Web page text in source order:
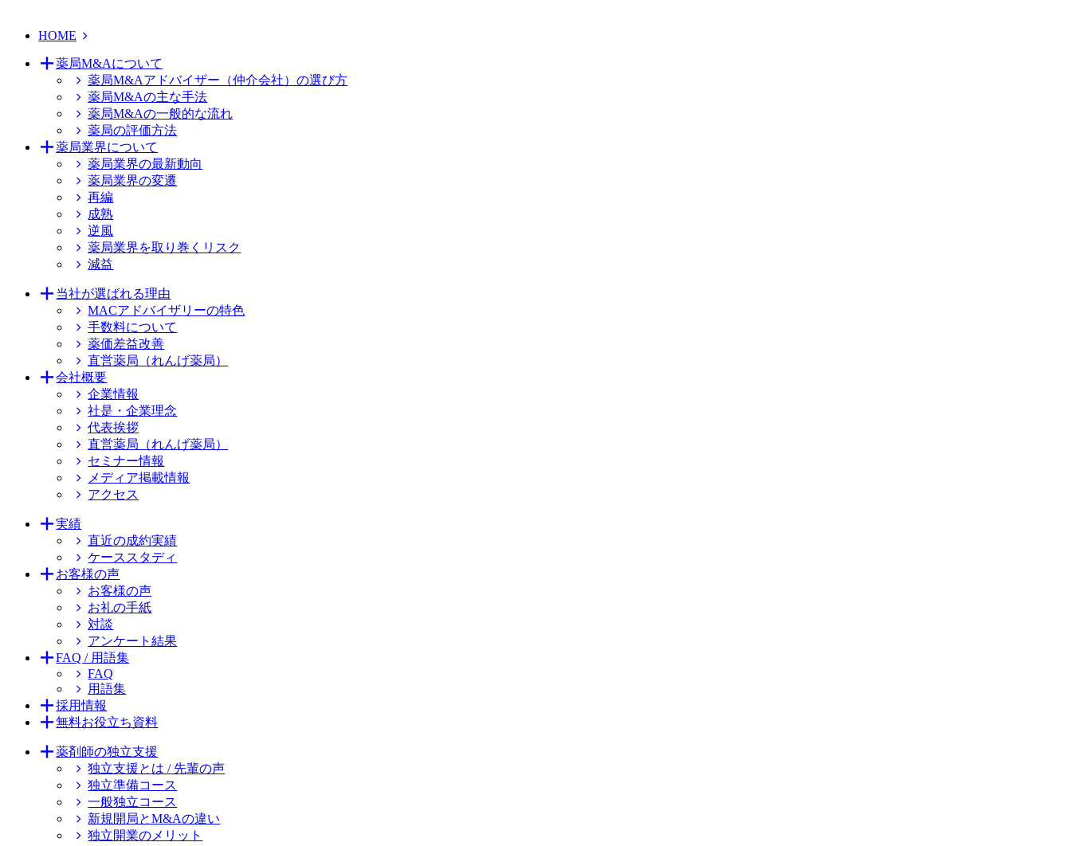
HOME
薬局M&Aについて
薬局M&Aアドバイザー（仲介会社）の選び方
薬局M&Aの主な手法
薬局M&Aの一般的な流れ
薬局の評価方法
薬局業界について
薬局業界の最新動向
薬局業界の変遷
再編
成熟
逆風
薬局業界を取り巻くリスク
減益
当社が選ばれる理由
MACアドバイザリーの特色
手数料について
薬価差益改善
直営薬局（れんげ薬局）
会社概要
企業情報
社是・企業理念
代表挨拶
直営薬局（れんげ薬局）
セミナー情報
メディア掲載情報
アクセス
実績
直近の成約実績
ケーススタディ
お客様の声
お客様の声
お礼の手紙
対談
アンケート結果
FAQ / 用語集
FAQ
用語集
採用情報
無料お役立ち資料
薬剤師の独立支援
独立支援とは / 先輩の声
独立準備コース
一般独立コース
新規開局とM&Aの違い
独立開業のメリット